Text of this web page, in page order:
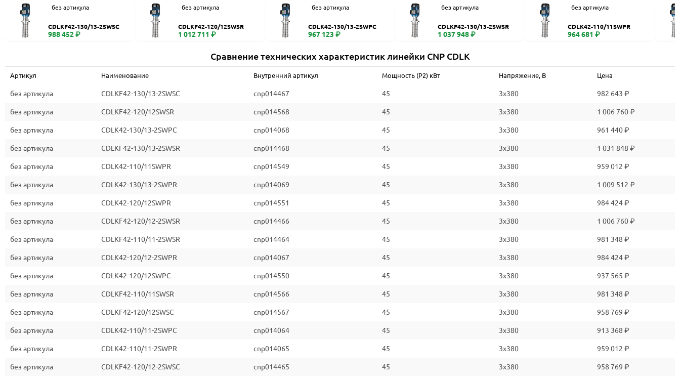
без артикула
CDLKF42-130/13-2SWSC
988 452 ₽
без артикула
CDLKF42-120/12SWSR
1 012 711 ₽
без артикула
CDLK42-130/13-2SWPC
967 123 ₽
без артикула
CDLKF42-130/13-2SWSR
1 037 948 ₽
без артикула
CDLK42-110/11SWPR
964 681 ₽
Сравнение технических характеристик линейки CNP CDLK
Артикул Наименование Внутренний артикул Мощность (P2) кВт Напряжение, В Цена
без артикула CDLKF42-130/13-2SWSC cnp014467 45 3x380 982 643 ₽
без артикула CDLKF42-120/12SWSR cnp014568 45 3x380 1 006 760 ₽
без артикула CDLK42-130/13-2SWPC cnp014068 45 3x380 961 440 ₽
без артикула CDLKF42-130/13-2SWSR cnp014468 45 3x380 1 031 848 ₽
без артикула CDLK42-110/11SWPR cnp014549 45 3x380 959 012 ₽
без артикула CDLK42-130/13-2SWPR cnp014069 45 3x380 1 009 512 ₽
без артикула CDLK42-120/12SWPR cnp014551 45 3x380 984 424 ₽
без артикула CDLKF42-120/12-2SWSR cnp014466 45 3x380 1 006 760 ₽
без артикула CDLKF42-110/11-2SWSR cnp014464 45 3x380 981 348 ₽
без артикула CDLK42-120/12-2SWPR cnp014067 45 3x380 984 424 ₽
без артикула CDLK42-120/12SWPC cnp014550 45 3x380 937 565 ₽
без артикула CDLKF42-110/11SWSR cnp014566 45 3x380 981 348 ₽
без артикула CDLKF42-120/12SWSC cnp014567 45 3x380 958 769 ₽
без артикула CDLK42-110/11-2SWPC cnp014064 45 3x380 913 368 ₽
без артикула CDLK42-110/11-2SWPR cnp014065 45 3x380 959 012 ₽
без артикула CDLKF42-120/12-2SWSC cnp014465 45 3x380 958 769 ₽